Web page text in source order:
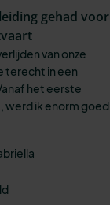
gehad voor
van onze
terecht in een
het eerste
ik enorm goed